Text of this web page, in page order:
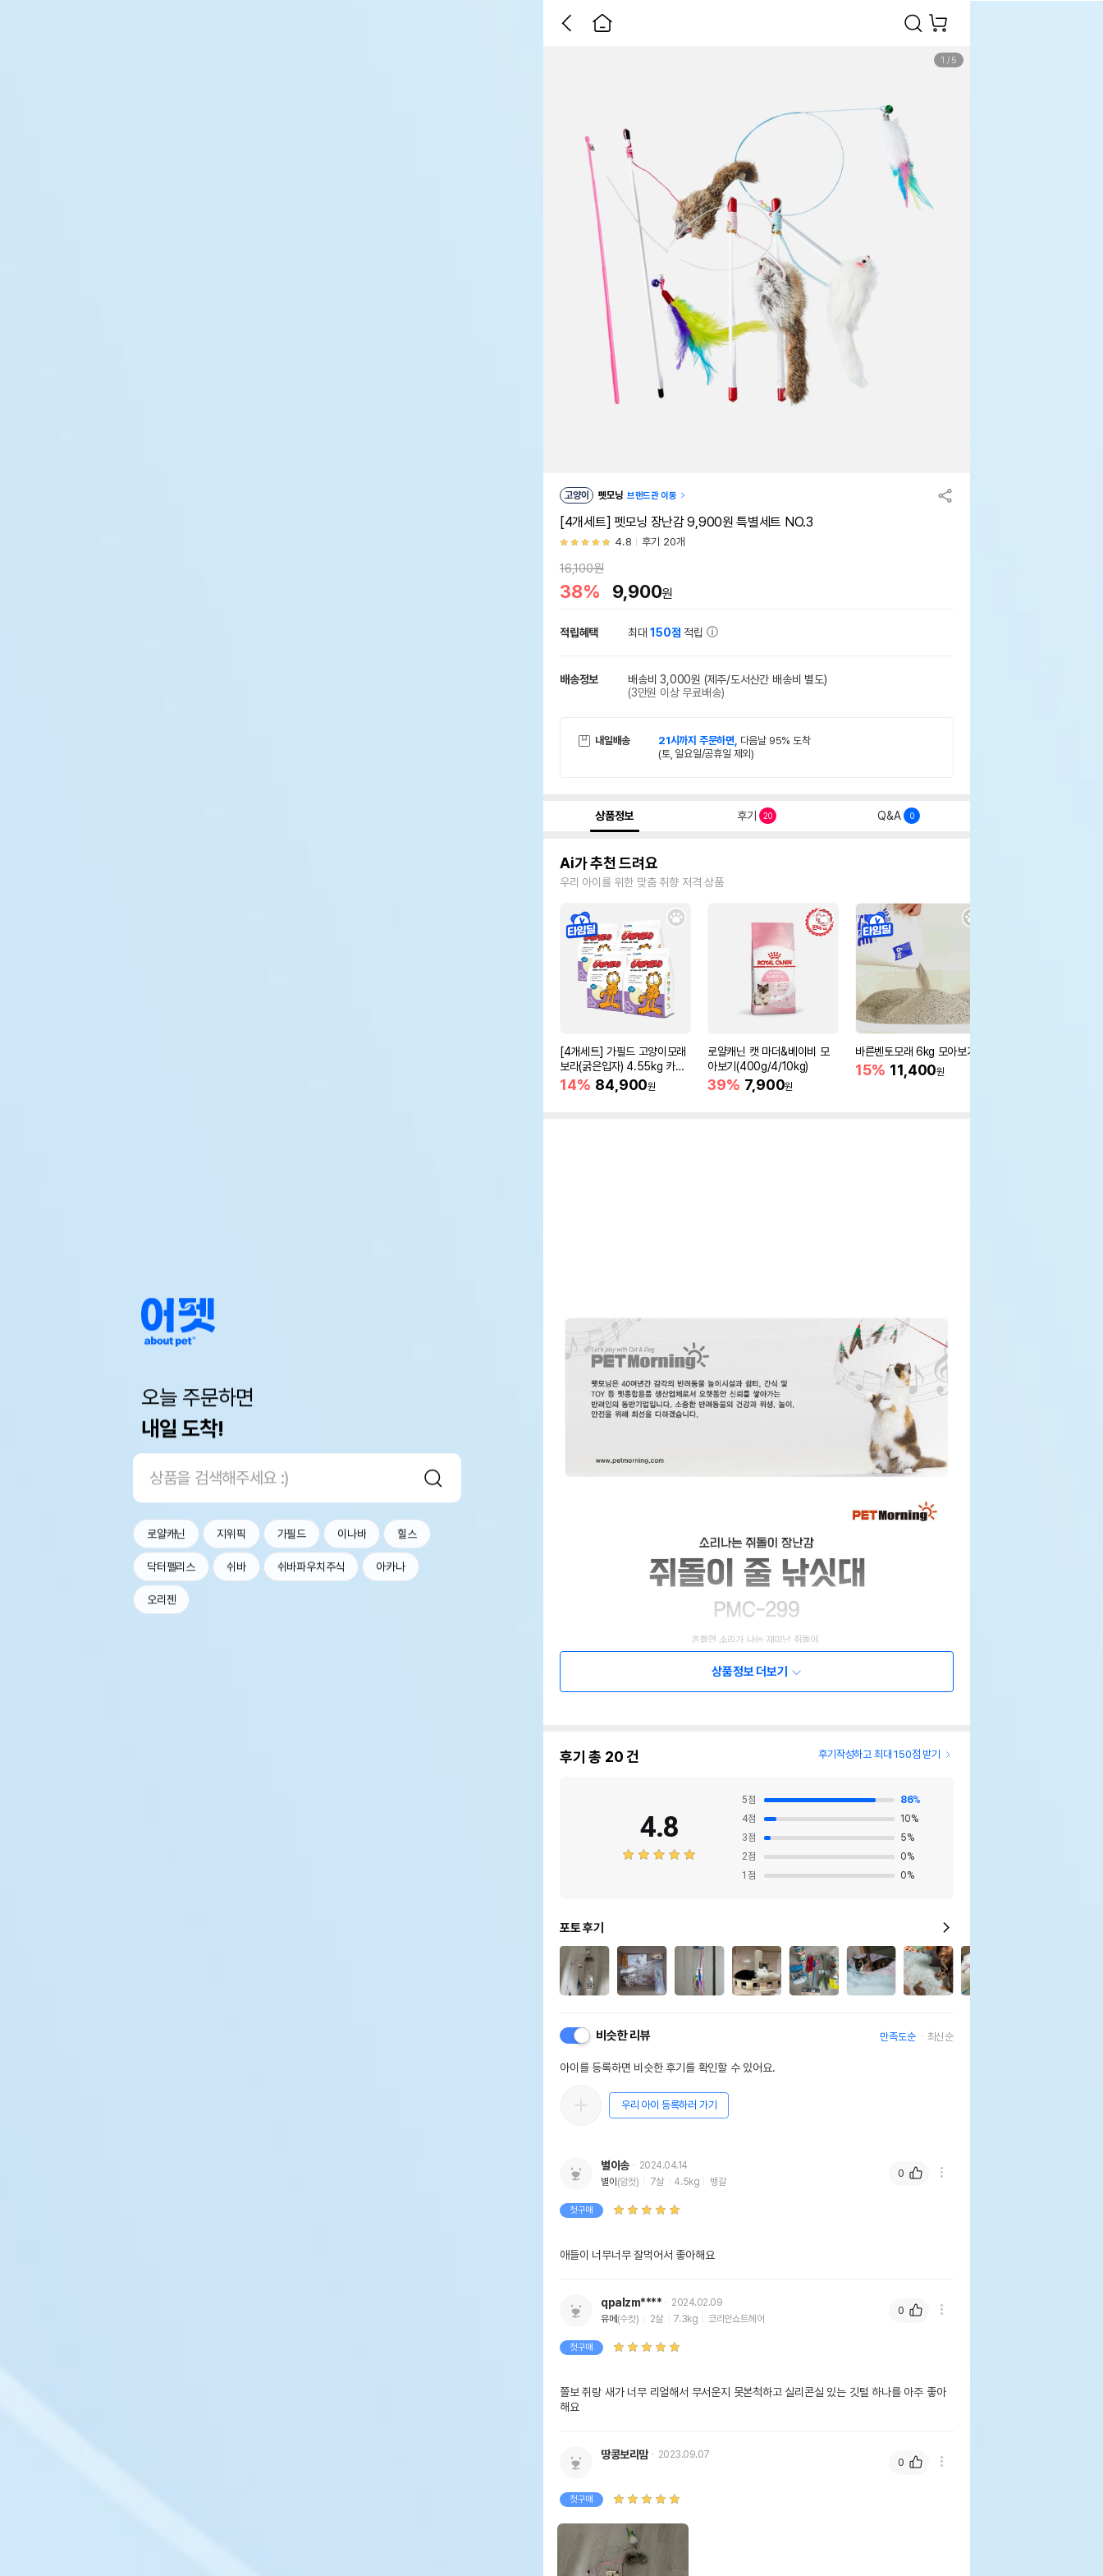
오늘 주문하면
내일 도착!
로얄캐닌 지위픽 가필드 이나바 힐스
닥터펠리스 쉬바 쉬바파우치주식 아카나
오리젠
1 / 5
고양이 펫모닝 브랜드관 이동
[4개세트] 펫모닝 장난감 9,900원 특별세트 NO.3
4.8 후기 20개
16,100원
38% 9,900원
적립혜택 최대150점 적립
배송정보 배송비 3,000원 (제주/도서산간 배송비 별도)
(3만원 이상 무료배송)
내일배송 21시까지 주문하면, 다음날 95% 도착
(토, 일요일/공휴일 제외)
상품정보 후기 20 Q&A 0
Ai가 추천 드려요
우리 아이를 위한 맞춤 취향 저격 상품
[4개세트] 가필드 고양이모래
보라(굵은입자) 4.55kg 카사
바모래
14% 84,900원
로얄캐닌 캣 마더&베이비 모
아보기(400g/4/10kg)
39% 7,900원
바른벤토모래 6kg 모아보기
15% 11,400원
상품정보 더보기
후기 총 20건 후기작성하고 최대 150점 받기
4.8
5점 86%
4점 10%
3점 5%
2점 0%
1 점 0%
포토 후기
비슷한 리뷰 만족도순 최신순
아이를 등록하면 비슷한 후기를 확인할 수 있어요.
우리 아이 등록하러 가기
별이송
2024.04.14
별이(암컷) 7살 4.5kg 뱅갈
첫구매
애들이 너무너무 잘먹어서 좋아해요
0
qpalzm****
2024.02.09
유메(수컷) 2살 7.3kg 코리안쇼트헤어
첫구매
쫄보 쥐랑 새가 너무 리얼해서 무서운지 못본척하고 실리콘실 있는 깃털 하나를 아주 좋아
해요
0
땅콩보리맘 2023.09.07
첫구매
0